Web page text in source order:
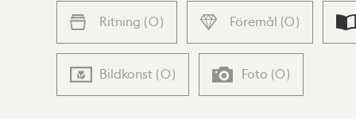
Ritning (0) Föremål (0)
Bildkonst (0) Foto (0)